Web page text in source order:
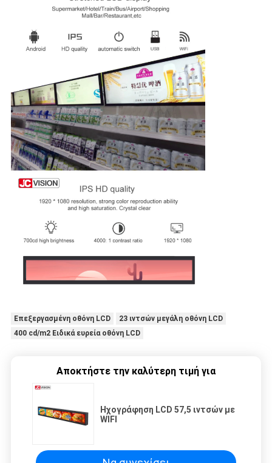
Επεξεργασμένη οθόνη LCD
23 ιντσών μεγάλη οθόνη LCD
400 cd/m2 Ειδικά ευρεία οθόνη LCD
Αποκτήστε την καλύτερη τιμή για
Ηχογράφηση LCD 57,5 ιντσών με
WIFI